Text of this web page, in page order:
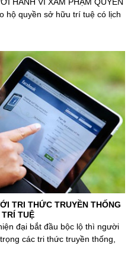
HÀNH VI XÂM PHẠM QUYỀN
hộ quyền sở hữu trí tuệ có lịch
TRI THỨC TRUYỀN THỐNG
TUỆ
đại bắt đầu bộc lộ thì người
các tri thức truyền thống,